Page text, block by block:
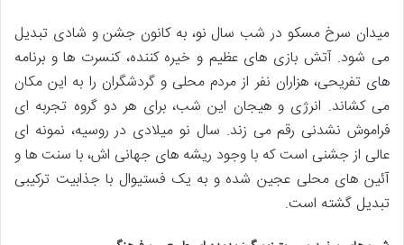
میدان سرخ مسکو در شب سال نو، به کانون جشن و شادی تبدیل
می شود. آتش بازی های عظیم و خیره کننده، کنسرت ها و برنامه
های تفریحی، هزاران نفر از مردم محلی و گردشگران را به این مکان
می کشاند. انرژی و هیجان این شب، برای هر دو گروه تجربه ای
فراموش نشدنی رقم می زند. سال نو میلادی در روسیه، نمونه ای
عالی از جشنی است که با وجود ریشه های جهانی اش، با سنت ها و
آئین های محلی عجین شده و به یک فستیوال با جذابیت ترکیبی
تبدیل گشته است.